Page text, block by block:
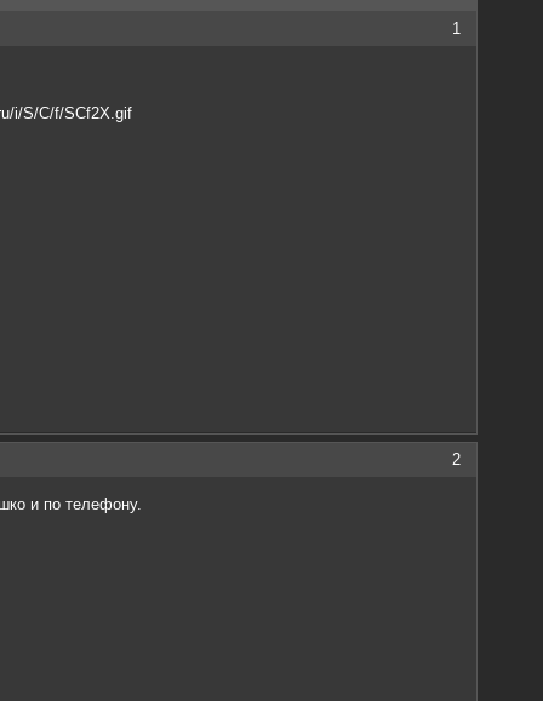
1
2
и по телефону.